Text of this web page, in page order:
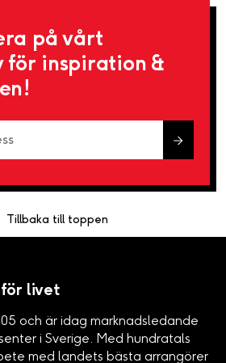
på vårt
för inspiration &
Tillbaka till toppen
för livet
och är idag marknadsledande
i Sverige. Med hundratals
med landets bästa arrangörer